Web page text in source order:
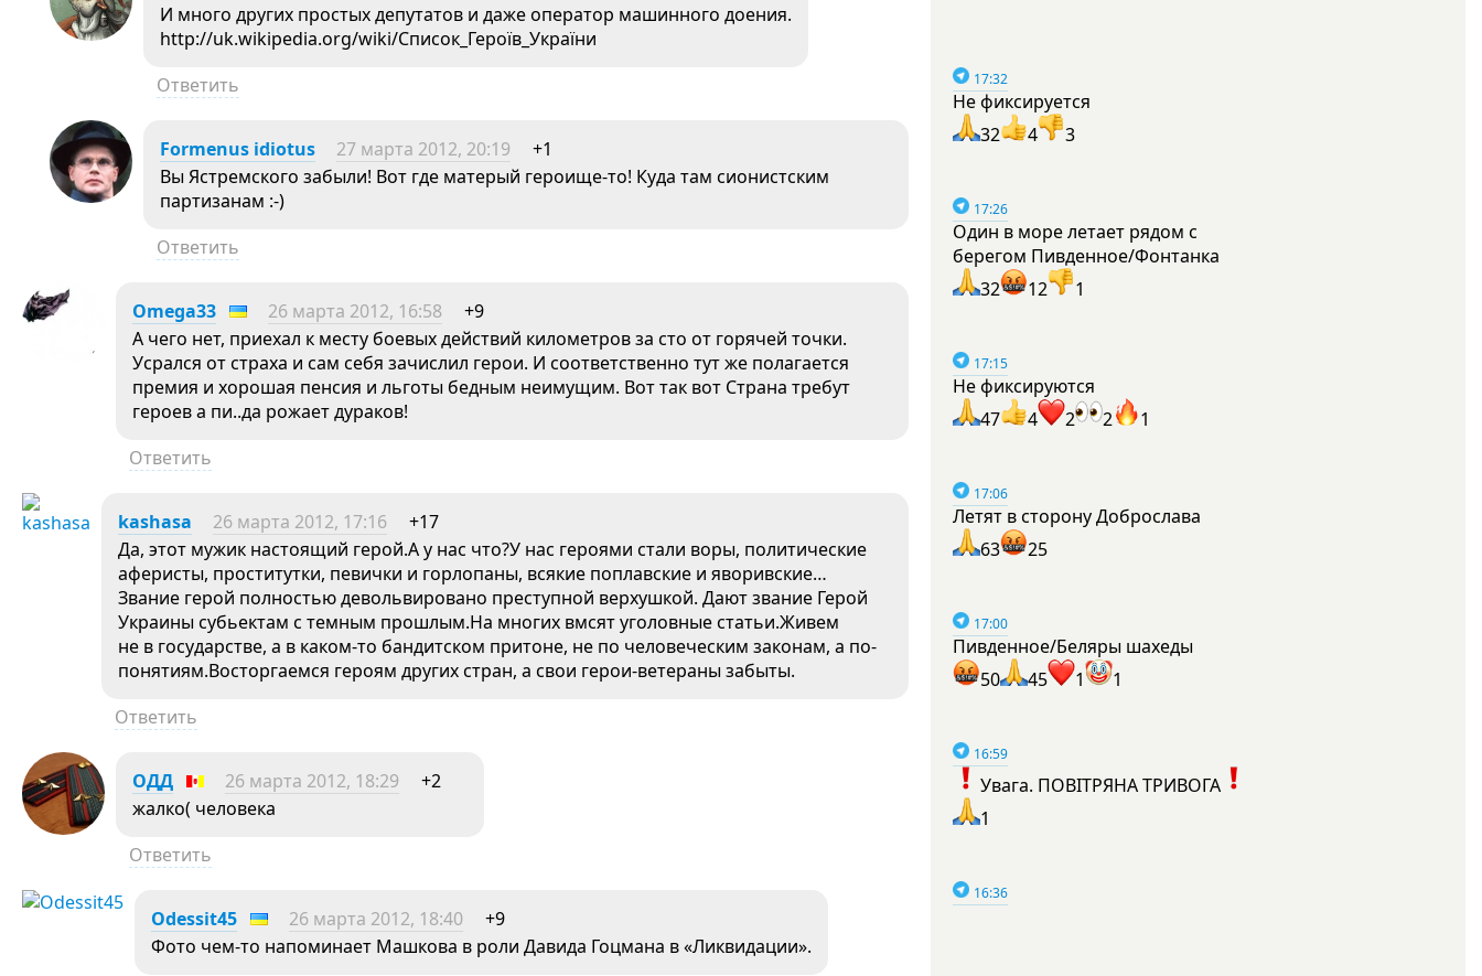
И много других простых депутатов и даже оператор машинного доения.
http://uk.wikipedia.org/wiki/Список_Героїв_України
Ответить
Formenus idiotus 27 марта 2012, 20:19
+1
Вы Ястремского забыли! Вот где матерый героище-то! Куда там сионистским
партизанам :-)
Ответить
Omega33 26 марта 2012, 16:58
+9
А чего нет, приехал к месту боевых действий километров за сто от горячей точки.
Усрался от страха и сам себя зачислил герои. И соответственно тут же полагается
премия и хорошая пенсия и льготы бедным неимущим. Вот так вот Страна требут
героев а пи..да рожает дураков!
Ответить
kashasa 26 марта 2012, 17:16
+17
Да, этот мужик настоящий герой.А у нас что?У нас героями стали воры, политические
аферисты, проститутки, певички и горлопаны, всякие поплавские и яворивские…
Звание герой полностью девольвировано преступной верхушкой. Дают звание Герой
Украины субьектам с темным прошлым.На многих вмсят уголовные статьи.Живем
не в государстве, а в каком-то бандитском притоне, не по человеческим законам, а по-
понятиям.Восторгаемся героям других стран, а свои герои-ветераны забыты.
Ответить
ОДД 26 марта 2012, 18:29
+2
жалко( человека
Ответить
Odessit45 26 марта 2012, 18:40
+9
Фото чем-то напоминает Машкова в роли Давида Гоцмана в «Ликвидации».
17:32
Не фиксируется
32
4 3
17:26
Один в море летает рядом с
берегом Пивденное/Фонтанка
32
12 1
17:15
Не фиксируются
47
4 2 2 1
17:06
Летят в сторону Доброслава
63
25
17:00
Пивденное/Беляры шахеды
50
45 1 1
16:59
Увага. ПОВІТРЯНА ТРИВОГА
1
16:36